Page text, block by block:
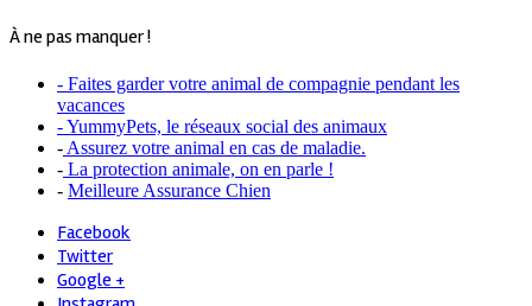
À ne pas manquer !
- Faites garder votre animal de compagnie pendant les
vacances
- YummyPets, le réseaux social des animaux
- Assurez votre animal en cas de maladie.
- La protection animale, on en parle !
- Meilleure Assurance Chien
Facebook
Twitter
Google +